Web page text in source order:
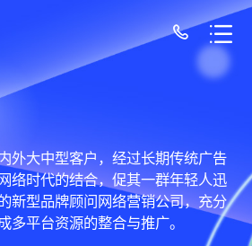
外大中型客户，经过长期传统广告
络时代的结合，促其一群年轻人迅
新型品牌顾问网络营销公司，充分
多平台资源的整合与推广。